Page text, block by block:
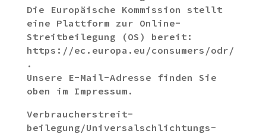
Die Europäische Kommission stellt
eine Plattform zur Online-
Streitbeilegung (OS) bereit:
https://ec.europa.eu/consumers/odr/
.
Unsere E-Mail-Adresse finden Sie
oben im Impressum.
Verbraucher­streit­
beilegung/Universal­schlichtungs­